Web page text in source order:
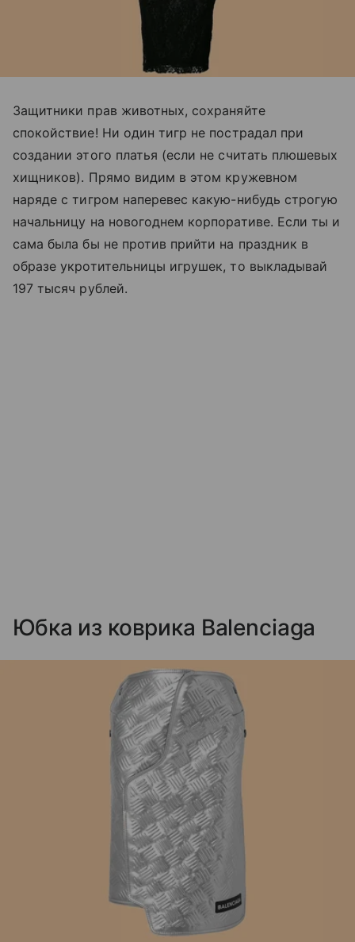
Защитники прав животных, сохраняйте
спокойствие! Ни один тигр не пострадал при
создании этого платья (если не считать плюшевых
хищников). Прямо видим в этом кружевном
наряде с тигром наперевес какую-нибудь строгую
начальницу на новогоднем корпоративе. Если ты и
сама была бы не против прийти на праздник в
образе укротительницы игрушек, то выкладывай
197 тысяч рублей.
Юбка из коврика Balenciaga